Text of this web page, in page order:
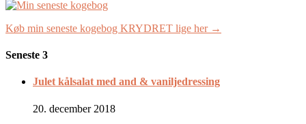
Køb min seneste kogebog KRYDRET lige her →
Seneste 3
Julet kålsalat med and & vaniljedressing
20. december 2018